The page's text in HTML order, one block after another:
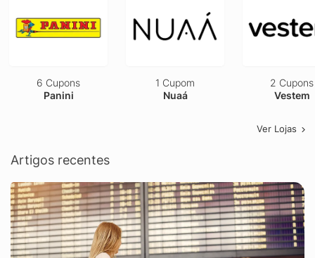
6 Cupons
Panini
1 Cupom
Nuaá
2 Cupons
Vestem
Ver Lojas
Artigos recentes